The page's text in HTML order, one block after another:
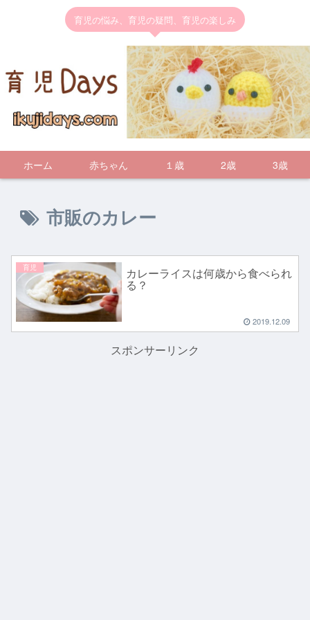
育児の悩み、育児の疑問、育児の楽しみ
ホーム 赤ちゃん １歳 2歳 3歳
市販のカレー
育児 カレーライスは何歳から食べられ
る？
2019.12.09
スポンサーリンク